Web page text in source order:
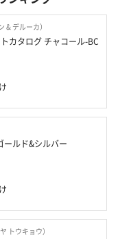
& デルーカ）
カタログ チャコール-BC
ールド&シルバー
トウキョウ）